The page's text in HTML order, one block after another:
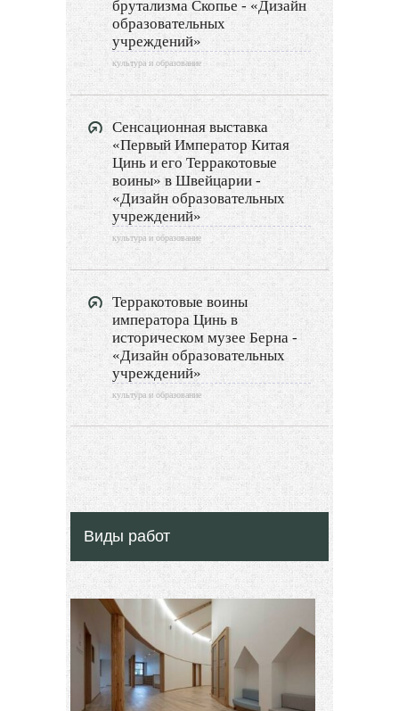
Другие услуги
брутализма Скопье - «Дизайн
образовательных
учреждений»
культура и образование
Сенсационная выставка
«Первый Император Китая
Цинь и его Терракотовые
воины» в Швейцарии -
«Дизайн образовательных
учреждений»
культура и образование
Терракотовые воины
императора Цинь в
историческом музее Берна -
«Дизайн образовательных
учреждений»
культура и образование
Виды работ